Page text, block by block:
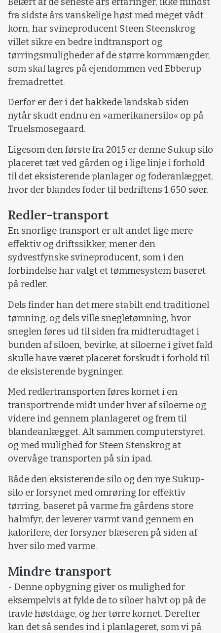
fra sidste års vanskelige høst med meget vådt
korn, har svineproducent Steen Steenskrog
villet sikre en bedre indtransport og
tørringsmuligheder af de større kornmængder,
som skal lagres på ejendommen ved Ebberup
fremadrettet.
Derfor er der i det bakkede landskab siden
nytår skudt endnu en »amerikanersilo« op på
Truelsmosegaard.
Ligesom den første fra 2015 er denne Sukup silo
placeret tæt ved gården og i lige linje i forhold
til det eksisterende planlager og foderanlægget,
hvor der blandes foder til bedriftens 1.650 søer.
Redler-transport
En snorlige transport er alt andet lige mere
effektiv og driftssikker, mener den
sydvestfynske svineproducent, som i den
forbindelse har valgt et tømmesystem baseret
på redler.
Dels finder han det mere stabilt end traditionel
tømning, og dels ville snegletømning, hvor
sneglen føres ud til siden fra midterudtaget i
bunden af siloen, bevirke, at siloerne i givet fald
skulle have været placeret forskudt i forhold til
de eksisterende bygninger.
Med redlertransporten føres kornet i en
transportrende midt under hver af siloerne og
videre ind gennem planlageret og frem til
blandeanlægget. Alt sammen computerstyret,
og med mulighed for Steen Stenskrog at
overvåge transporten på sin ipad.
Både den eksisterende silo og den nye Sukup-
silo er forsynet med omrøring for effektiv
tørring, baseret på varme fra gårdens store
halmfyr, der leverer varmt vand gennem en
kalorifere, der forsyner blæseren på siden af
hver silo med varme.
Mindre transport
- Denne opbygning giver os mulighed for
eksempelvis at fylde de to siloer halvt op på de
travle høstdage, og her tørre kornet. Derefter
kan det så sendes ind i planlageret, som vi på